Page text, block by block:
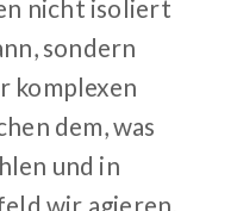
nicht isoliert
sondern
komplexen
dem, was
und in
wir agieren,